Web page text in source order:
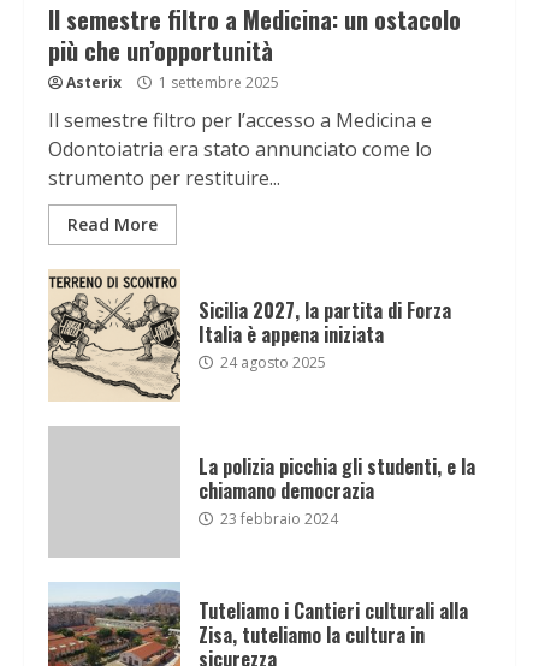
Il semestre filtro a Medicina: un ostacolo
più che un’opportunità
Asterix 1 settembre 2025
Il semestre filtro per l’accesso a Medicina e
Odontoiatria era stato annunciato come lo
strumento per restituire...
Read More
Sicilia 2027, la partita di Forza
Italia è appena iniziata
24 agosto 2025
La polizia picchia gli studenti, e la
chiamano democrazia
23 febbraio 2024
Tuteliamo i Cantieri culturali alla
Zisa, tuteliamo la cultura in
sicurezza